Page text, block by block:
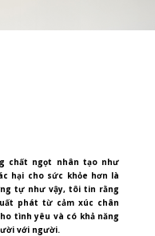
chất ngọt nhân tạo như
hại cho sức khỏe hơn là
tự như vậy, tôi tin rằng
phát từ cảm xúc chân
tình yêu và có khả năng
với người.